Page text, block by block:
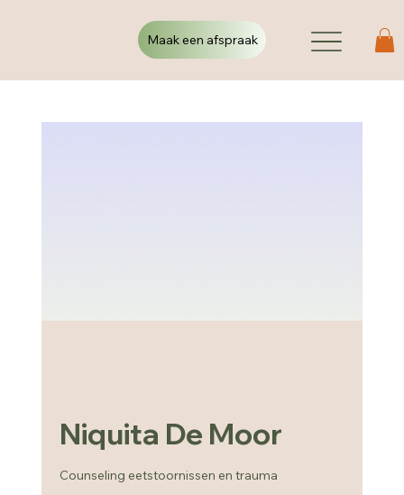
Maak een afspraak
Niquita De Moor
Counseling eetstoornissen en trauma